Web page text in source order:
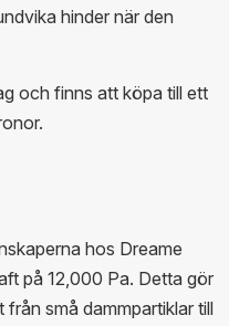
hinder när den
och finns att köpa till ett
hos Dreame
på 12,000 Pa. Detta gör
små dammpartiklar till